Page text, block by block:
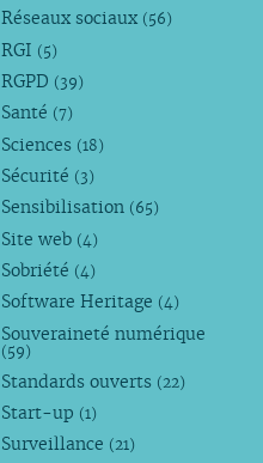
Réseaux sociaux (56)
RGI (5)
RGPD (39)
Santé (7)
Sciences (18)
Sécurité (3)
Sensibilisation (65)
Site web (4)
Sobriété (4)
Software Heritage (4)
Souveraineté numérique
(59)
Standards ouverts (22)
Start-up (1)
Surveillance (21)